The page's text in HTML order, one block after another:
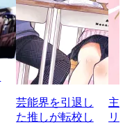
芸能界を引退し
た推しが転校し
主
リ